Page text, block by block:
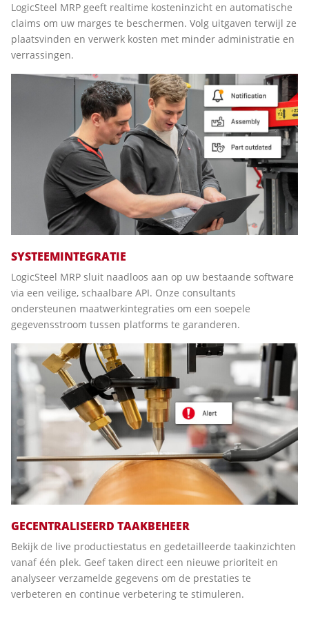
LogicSteel MRP geeft realtime kosteninzicht en automatische
claims om uw marges te beschermen. Volg uitgaven terwijl ze
plaatsvinden en verwerk kosten met minder administratie en
verrassingen.
GECENTRALISEERD TAAKBEHEER
Bekijk de live productiestatus en gedetailleerde taakinzichten
vanaf één plek. Geef taken direct een nieuwe prioriteit en
analyseer verzamelde gegevens om de prestaties te
verbeteren en continue verbetering te stimuleren.
SYSTEEMINTEGRATIE
LogicSteel MRP sluit naadloos aan op uw bestaande software
via een veilige, schaalbare API. Onze consultants
ondersteunen maatwerkintegraties om een soepele
gegevensstroom tussen platforms te garanderen.